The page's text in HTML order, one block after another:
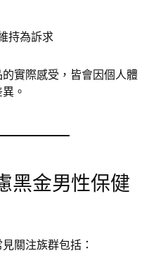
持為訴求
實際感受，皆會因個人體
。
黑金男性保健
關注族群包括：